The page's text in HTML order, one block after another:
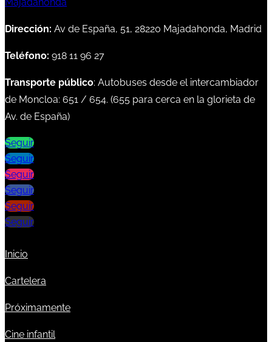
Dirección: Av de España, 51, 28220 Majadahonda, Madrid
Teléfono: 918 11 96 27
Transporte público: Autobuses desde el intercambiador
de Moncloa: 651 / 654. (655 para cerca en la glorieta de
Av. de España)
Seguir
Seguir
Seguir
Seguir
Seguir
Seguir
Inicio
Cartelera
Próximamente
Cine infantil